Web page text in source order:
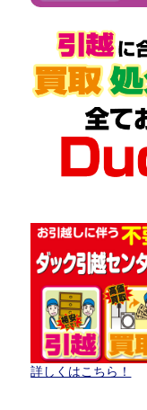
詳しくはこちら！